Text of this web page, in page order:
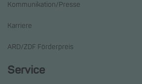
Kommunikation/Presse
Karriere
ARD/ZDF Förderpreis
Service